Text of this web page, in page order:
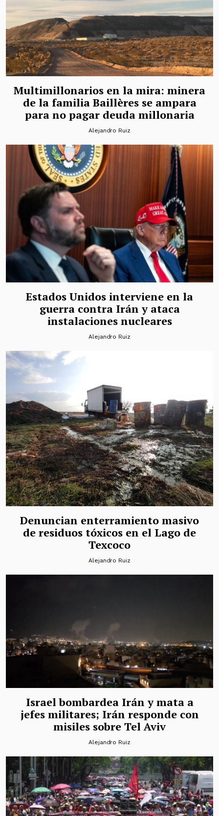
Multimillonarios en la mira: minera
de la familia Baillères se ampara
para no pagar deuda millonaria
Alejandro Ruiz
Estados Unidos interviene en la
guerra contra Irán y ataca
instalaciones nucleares
Alejandro Ruiz
Denuncian enterramiento masivo
de residuos tóxicos en el Lago de
Texcoco
Alejandro Ruiz
Israel bombardea Irán y mata a
jefes militares; Irán responde con
misiles sobre Tel Aviv
Alejandro Ruiz